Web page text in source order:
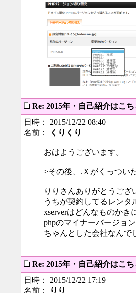
Re: 2015年・自己紹介はこ
日時： 2015/12/22 08:40
名前：
くりくり
おはようございます。
>その後、.Ｘがくっつい
りりさんありがとうござ
うちが契約してるレンタ
xserverはどんなものかき
phpのマイナーバージョ
ちゃんとした会社なんで
Re: 2015年・自己紹介はこ
日時： 2015/12/22 17:19
名前：
りり